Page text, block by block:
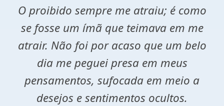
O proibido sempre me atraiu; é como
se fosse um ímã que teimava em me
atrair. Não foi por acaso que um belo
dia me peguei presa em meus
pensamentos, sufocada em meio a
desejos e sentimentos ocultos.